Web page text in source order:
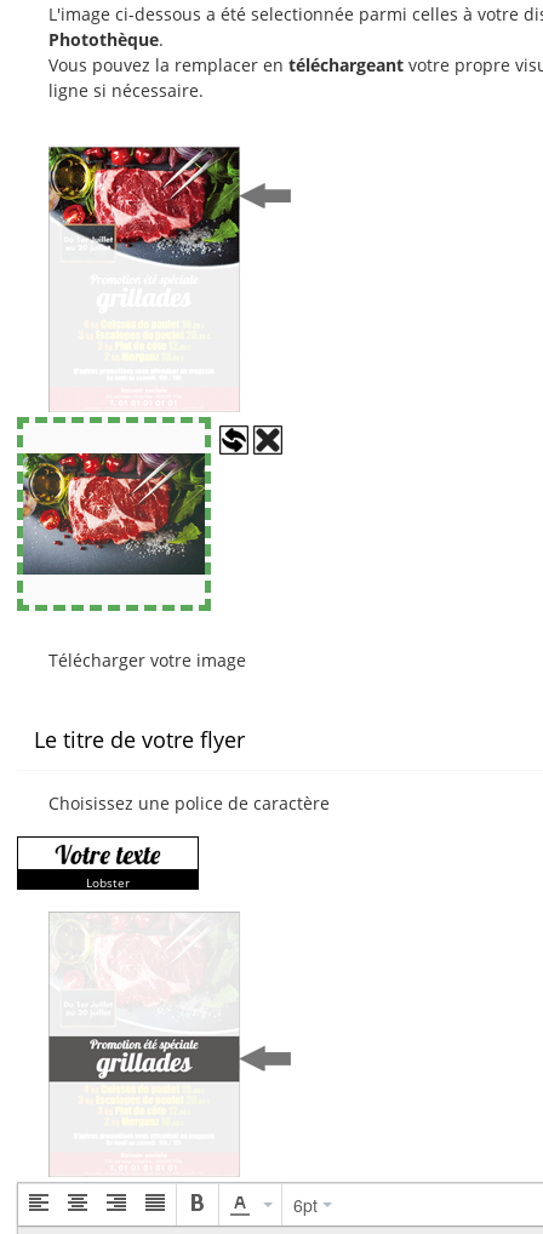
L'image ci-dessous a été selectionnée parmi celles à votre
Photothèque.
Vous pouvez la remplacer en téléchargeant votre propre
ligne si nécessaire.
Télécharger votre image
Le titre de votre flyer
Choisissez une police de caractère
Lobster
6pt